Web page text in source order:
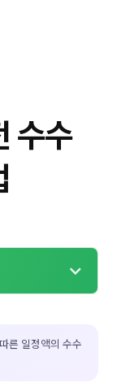
수수
른 일정액의 수수